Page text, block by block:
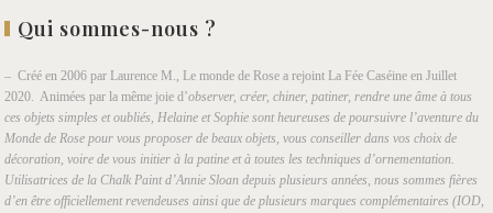
Qui sommes-nous ?
– Créé en 2006 par Laurence M., Le monde de Rose a rejoint La Fée Caséine en Juillet
2020. Animées par la même joie d’observer, créer, chiner, patiner, rendre une âme à tous
ces objets simples et oubliés, Helaine et Sophie sont heureuses de poursuivre l’aventure du
Monde de Rose pour vous proposer de beaux objets, vous conseiller dans vos choix de
décoration, voire de vous initier à la patine et à toutes les techniques d’ornementation.
Utilisatrices de la Chalk Paint d’Annie Sloan depuis plusieurs années, nous sommes fières
d’en être officiellement revendeuses ainsi que de plusieurs marques complémentaires (IOD,